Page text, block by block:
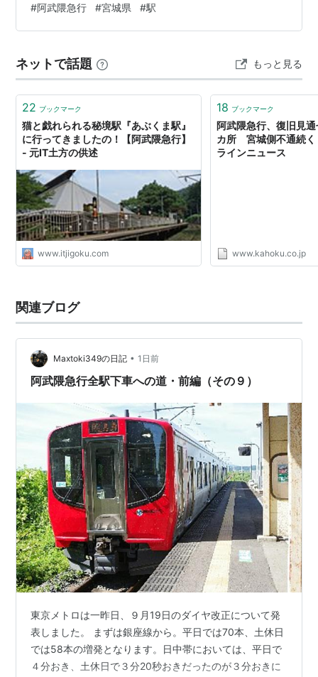
ス・コスモタワーがあり、実物大のH-IIAロケットが聳え
立っているのです。 角田駅には、テーブル付きの待合ス
けられています。 で、その福島方には、角田自治センタ
ーが。売店や喫茶も併設されています。 そして、角田駅
の天井には、阿武隈急行…
#阿武隈急行 #宮城県 #駅
ネットで話題 もっと見る
22 ブックマーク
猫と戯れられる秘境駅『あぶくま駅』
に行ってきましたの！【阿武隈急行】
- 元IT土方の供述
www.itjigoku.com
18 ブックマーク
阿武隈急行、復旧見
カ所 宮城側不通続く
ラインニュース
www.kahoku.co.jp
関連ブログ
Maxtoki349の日記 • 1日前
阿武隈急行全駅下車への道・前編（その９）
東京メトロは一昨日、９月19日のダイヤ改正について発
表しました。 まずは銀座線から。平日では70本、土休日
では58本の増発となります。日中帯においては、平日で
４分おき、土休日で３分20秒おきだったのが３分おきに